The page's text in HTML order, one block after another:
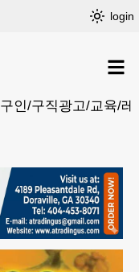
login
구인/구직광고/교육/레